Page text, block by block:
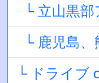
└ 立山黒部
└ 鹿児島、
└ ドライブ